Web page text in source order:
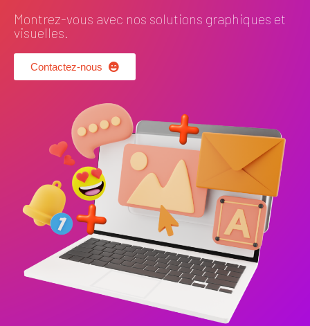
Montrez-vous avec nos solutions graphiques et
visuelles.
Contactez-nous